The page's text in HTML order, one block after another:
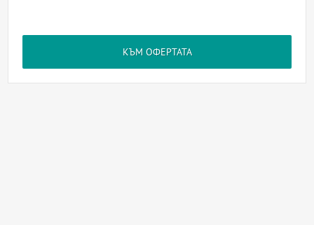
КЪМ ОФЕРТАТА